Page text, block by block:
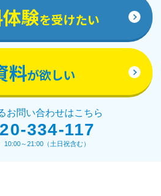
験を受けたい
料が欲しい
お問い合わせはこちら
334-117
10:00～21:00（土日祝含む）